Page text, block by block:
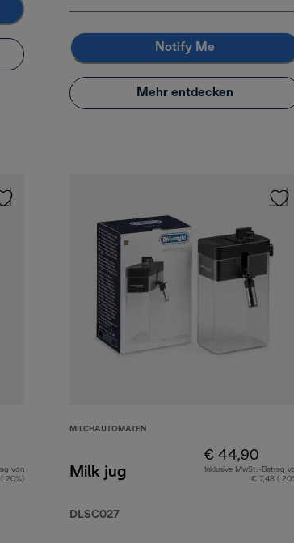
Notify Me
Mehr entdecken
von
20%)
MILCHAUTOMATEN
Milk jug
DLSC027
€ 44,90
Inklusive MwSt.-Betrag
€ 7,48 (